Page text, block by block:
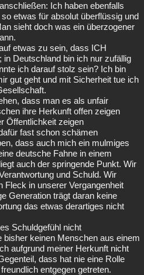
Ich haben ebenfalls
etwas für absolut überflüssig und
sieht doch was ein überzogener
etwas zu sein, dass ICH
Deutschland bin ich nur zufällig
ich darauf stolz sein? Ich bin
gut geht und mit Sicherheit tue ich
dass man es als unfair
ihre Herkunft offen zeigen
Öffentlichkeit zeigen
fast schon schämen
dass auch mich ein mulmiges
deutsche Fahne in einem
auch der springende Punkt. Wir
und Schuld. Wir
Fleck in unserer Vergangenheit
Generation trägt daran keine
das etwas derartiges nicht
Schuldgefühl nicht
keinen Menschen aus einem
aufgrund meiner Herkunft nicht
dass hat nie eine Rolle
entgegen getreten.